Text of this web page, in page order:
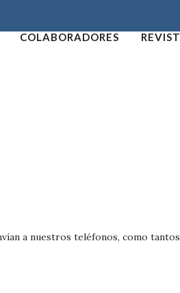
COLABORADORES
a nuestros teléfonos, como tantos